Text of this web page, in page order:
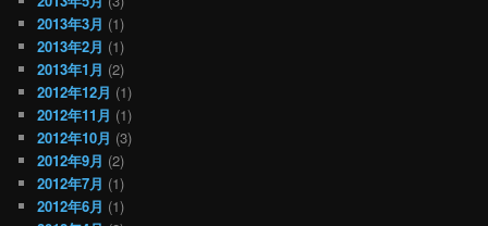
2013年3月 (1)
2013年2月 (1)
2013年1月 (2)
2012年12月 (1)
2012年11月 (1)
2012年10月 (3)
2012年9月 (2)
2012年7月 (1)
2012年6月 (1)